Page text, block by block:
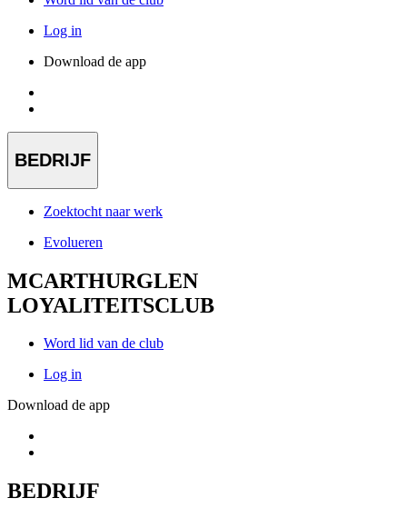
Log in
Download de app
BEDRIJF
Zoektocht naar werk
Evolueren
MCARTHURGLEN
LOYALITEITSCLUB
Word lid van de club
Log in
Download de app
BEDRIJF